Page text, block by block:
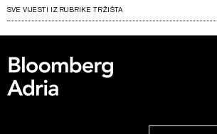
SVE VIJESTI IZ RUBRIKE TRŽIŠTA